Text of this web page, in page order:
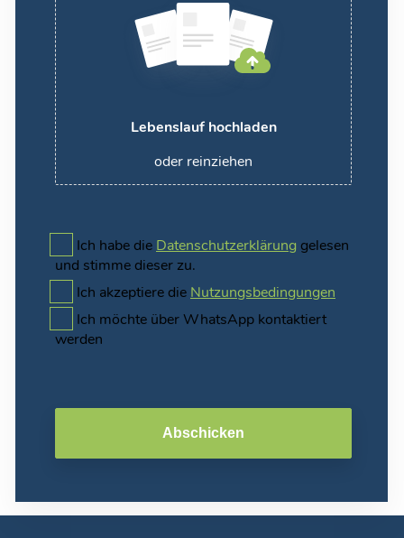
Lebenslauf hochladen
oder reinziehen
Ich habe dieDatenschutzerklärung gelesen
und stimme dieser zu.
Ich akzeptiere dieNutzungsbedingungen
Ich möchte über WhatsApp kontaktiert
werden
Abschicken